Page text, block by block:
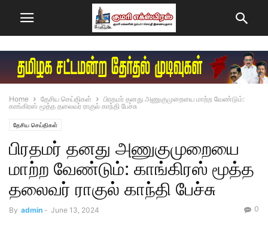
Home தேசிய செய்திகள்
பிரதமர் தனது அணுகுமுறையை மாற்ற வேண்டும்:
காங்கிரஸ் மூத்த தலைவர் ராகுல் காந்தி பேச்சு
தேசிய செய்திகள்
பிரதமர் தனது அணுகுமுறையை
மாற்ற வேண்டும்: காங்கிரஸ் மூத்த
தலைவர் ராகுல் காந்தி பேச்சு
By admin - June 13, 2024 0